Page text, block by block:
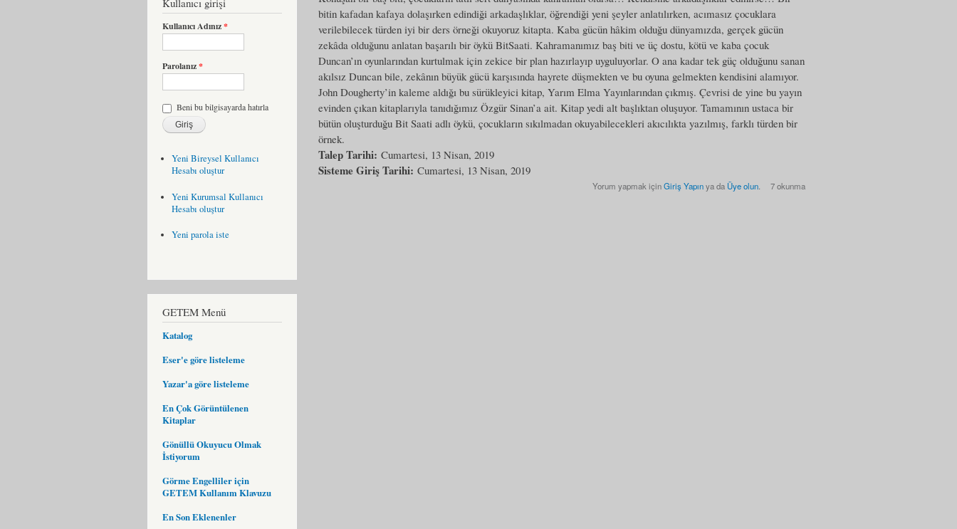
Kullanıcı Adınız*
Parolanız*
Beni bu bilgisayarda hatırla
Yeni Bireysel Kullanıcı
Hesabı oluştur
Yeni Kurumsal Kullanıcı
Hesabı oluştur
Yeni parola iste
GETEM Menü
Katalog
Eser'e göre listeleme
Yazar'a göre listeleme
En Çok Görüntülenen
Kitaplar
Gönüllü Okuyucu Olmak
İstiyorum
Görme Engelliler için
GETEM Kullanım Klavuzu
En Son Eklenenler
bitin kafadan kafaya dolaşırken edindiği arkadaşlıklar, öğrendiği yeni şeyler anlatılırken, acımasız çocuklara
verilebilecek türden iyi bir ders örneği okuyoruz kitapta. Kaba gücün hâkim olduğu dünyamızda, gerçek gücün
zekâda olduğunu anlatan başarılı bir öykü BitSaati. Kahramanımız baş biti ve üç dostu, kötü ve kaba çocuk
Duncan’ın oyunlarından kurtulmak için zekice bir plan hazırlayıp uyguluyorlar. O ana kadar tek güç olduğunu sanan
akılsız Duncan bile, zekânın büyük gücü karşısında hayrete düşmekten ve bu oyuna gelmekten kendisini alamıyor.
John Dougherty’in kaleme aldığı bu sürükleyici kitap, Yarım Elma Yayınlarından çıkmış. Çevrisi de yine bu yayın
evinden çıkan kitaplarıyla tanıdığımız Özgür Sinan’a ait. Kitap yedi alt başlıktan oluşuyor. Tamamının ustaca bir
bütün oluşturduğu Bit Saati adlı öykü, çocukların sıkılmadan okuyabilecekleri akıcılıkta yazılmış, farklı türden bir
örnek.
Talep Tarihi: Cumartesi, 13 Nisan, 2019
Sisteme Giriş Tarihi: Cumartesi, 13 Nisan, 2019
Yorum yapmak içinGiriş Yapınya da Üye olun. 7 okunma